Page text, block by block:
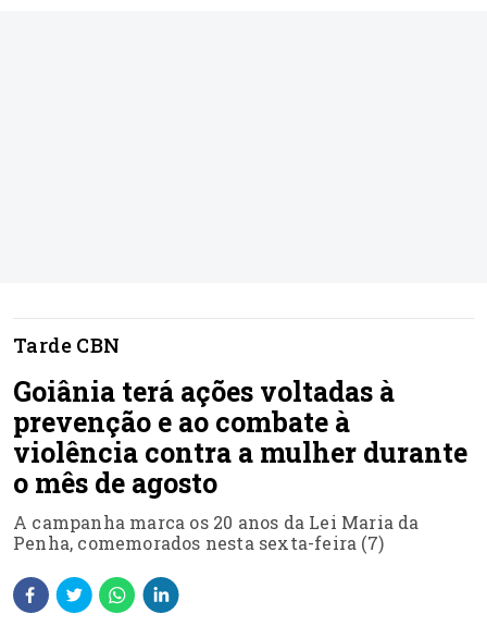
Tarde CBN
Goiânia terá ações voltadas à
prevenção e ao combate à
violência contra a mulher durante
o mês de agosto
A campanha marca os 20 anos da Lei Maria da
Penha, comemorados nesta sexta-feira (7)